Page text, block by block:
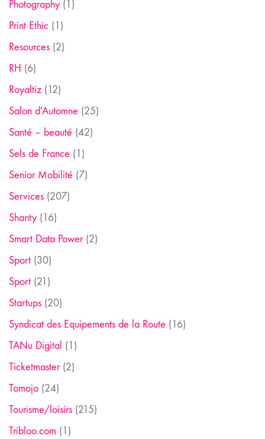
Photography (1)
Print Ethic (1)
Resources (2)
RH (6)
Royaltiz (12)
Salon d'Automne (25)
Santé – beauté (42)
Sels de France (1)
Senior Mobilité (7)
Services (207)
Shanty (16)
Smart Data Power(2)
Sport (30)
Sport (21)
Startups (20)
Syndicat des Equipements de la Route (16)
TANu Digital (1)
Ticketmaster(2)
Tomojo (24)
Tourisme/loisirs (215)
Tribloo.com (1)